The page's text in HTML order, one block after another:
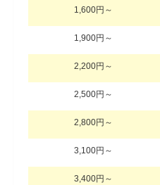
1,600円～
1,900円～
2,200円～
2,500円～
2,800円～
3,100円～
3,400円～